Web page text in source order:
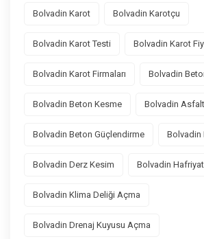
Bolvadin Karot Bolvadin Karotçu
Bolvadin Karot Testi Bolvadin Karot
Bolvadin Karot Firmaları Bolvadin
Bolvadin Beton Kesme Bolvadin
Bolvadin Beton Güçlendirme Bolvadin
Bolvadin Derz Kesim Bolvadin Hafriyat
Bolvadin Klima Deliği Açma
Bolvadin Drenaj Kuyusu Açma